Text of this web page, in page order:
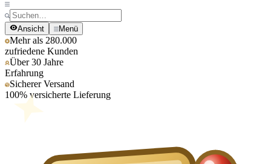
Ansicht Menü
Mehr als 280.000
zufriedene Kunden
Über 30 Jahre
Erfahrung
Sicherer Versand
100% versicherte Lieferung